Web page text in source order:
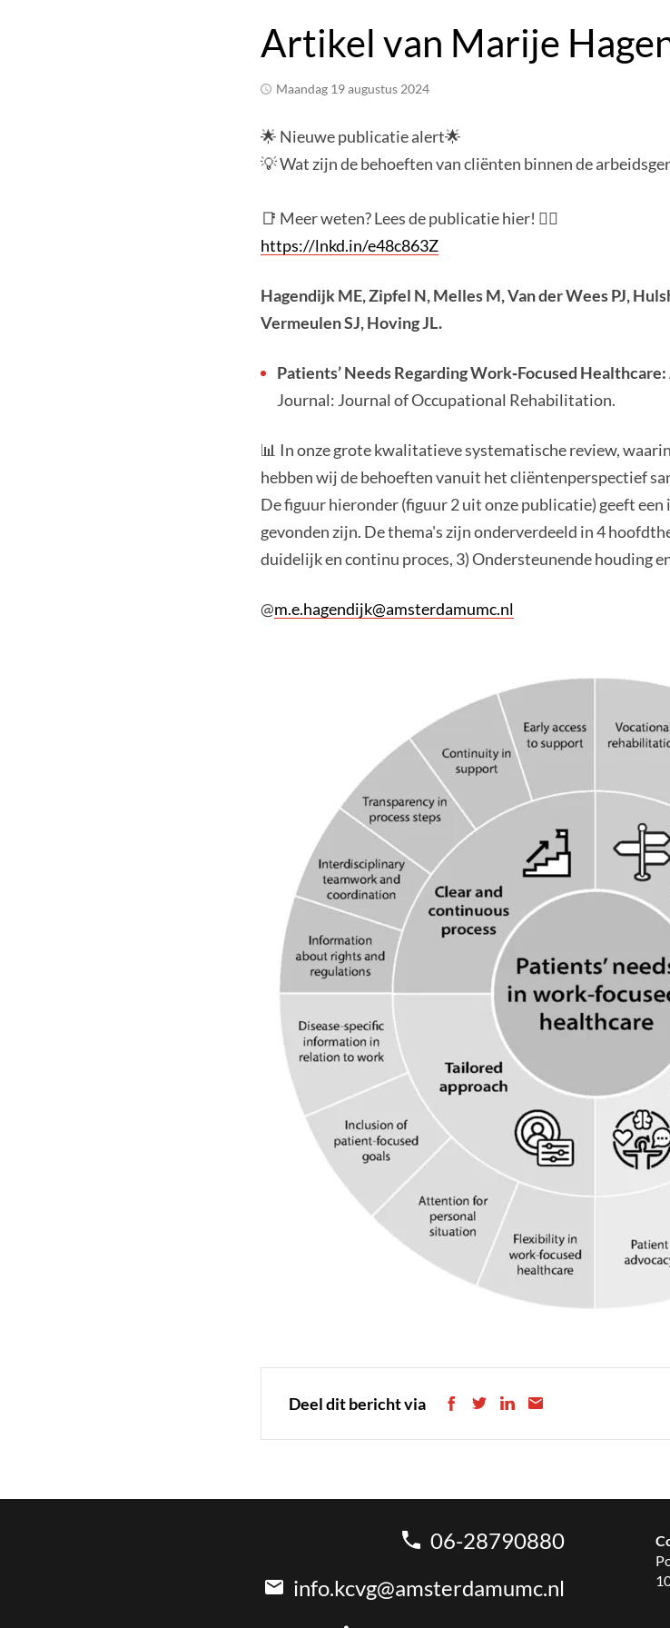
Artikel van Marije
maandag 19 augustus 2024
🌟 Nieuwe publicatie alert🌟
💡 Wat zijn de behoeften van cliënten binnen de
📑 Meer weten? Lees de publicatie hier! 👇🏽
https://lnkd.in/e48c863Z
Hagendijk ME, Zipfel N, Melles M, Van der Wees PJ,
Vermeulen SJ, Hoving JL.
Patients’ Needs Regarding Work‑Focused
Journal: Journal of Occupational Rehabilitation.
📊 In onze grote kwalitatieve systematische review,
hebben wij de behoeften vanuit het cliëntenperspectief
De figuur hieronder (figuur 2 uit onze publicatie) geeft
gevonden zijn. De thema's zijn onderverdeeld in 4
duidelijk en continu proces, 3) Ondersteunende houding
@m.e.hagendijk@amsterdamumc.nl
Deel dit bericht via
06-28790880
info.kcvg@amsterdamumc.nl